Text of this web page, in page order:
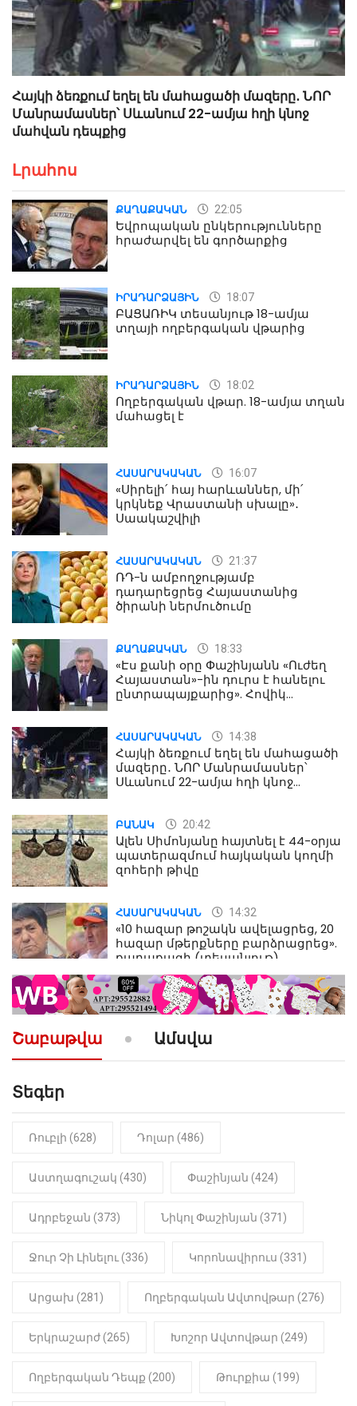
Հայկի ձեռքում եղել են մահացածի մազերը․ ՆՈՐ
Մանրամասներ՝ Սևանում 22-ամյա հղի կնոջ
մահվան դեպքից
Լրահոս
ՔԱՂԱՔԱԿԱՆ 22:05
Եվրոպական ընկերությունները
հրաժարվել են գործարքից
ԻՐԱԴԱՐՁԱՅԻՆ 18:07
ԲԱՑԱՌԻԿ տեսանյութ 18-ամյա
տղայի ողբերգական վթարից
ԻՐԱԴԱՐՁԱՅԻՆ 18:02
Ողբերգական վթար. 18-ամյա տղան
մահացել է
ՀԱՍԱՐԱԿԱԿԱՆ 16:07
«Սիրելի՛ հայ հարևաններ, մի՛
կրկնեք Վրաստանի սխալը»․
Սաակաշվիլի
ՀԱՍԱՐԱԿԱԿԱՆ 21:37
ՌԴ-ն ամբողջությամբ
դադարեցրեց Հայաստանից
ծիրանի ներմուծումը
ՔԱՂԱՔԱԿԱՆ 18:33
«Էս քանի օրը Փաշինյանն «Ուժեղ
Հայաստան»-ին դուրս է հանելու
ընտրապայքարից». Հովիկ
ՀԱՍԱՐԱԿԱԿԱՆ 14:38
Հայկի ձեռքում եղել են մահացածի
մազերը․ ՆՈՐ Մանրամասներ՝
Սևանում 22-ամյա հղի կնոջ
ԲԱՆԱԿ 20:42
Ալեն Սիմոնյանը հայտնել է 44-օրյա
պատերազմում հայկական կողմի
զոհերի թիվը
ՀԱՍԱՐԱԿԱԿԱՆ 14:32
«10 հազար թոշակն ավելացրեց, 20
հազար մթերքները բարձրացրեց».
քաղաքացի (տեսանյութ)
ՔԱՂԱՔԱԿԱՆ 10:52
«Լեզվիդ տալու փոխարեն
արտաբերիր այս երկու
նախադասությունը»․ Իշխան
Նիկոլ Փաշինյան
ԻՐԱԴԱՐՁԱՅԻՆ 22:01
մանկապղծության համար
մարմինը
Շաբաթվա Ամսվա
Տեգեր
Ռուբլի (628) Դոլար (486)
Աստղագուշակ (430) Փաշինյան (424)
Ադրբեջան (373) Նիկոլ Փաշինյան (371)
Ջուր Չի Լինելու (336) Կորոնավիրուս (331)
Արցախ (281) Ողբերգական Ավտովթար (276)
Երկրաշարժ (265) Խոշոր Ավտովթար (249)
Ողբերգական Դեպք (200) Թուրքիա (199)